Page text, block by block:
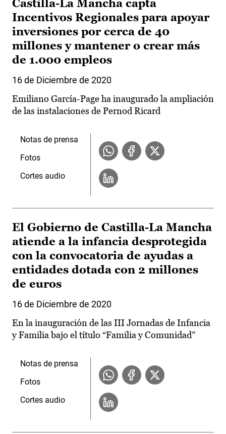
Castilla-La Mancha capta
Incentivos Regionales para apoyar
inversiones por cerca de 40
millones y mantener o crear más
de 1.000 empleos
16 de Diciembre de 2020
Emiliano García-Page ha inaugurado la ampliación
de las instalaciones de Pernod Ricard
Notas de prensa
Fotos
Cortes audio
El Gobierno de Castilla-La Mancha
atiende a la infancia desprotegida
con la convocatoria de ayudas a
entidades dotada con 2 millones
de euros
16 de Diciembre de 2020
En la inauguración de las III Jornadas de Infancia
y Familia bajo el título “Familia y Comunidad”
Notas de prensa
Fotos
Cortes audio